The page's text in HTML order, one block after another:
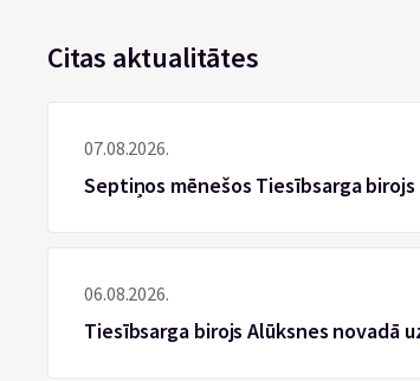
Citas aktualitātes
07.08.2026.
Septiņos mēnešos Tiesībsarga
06.08.2026.
Tiesībsarga birojs Alūksnes novadā